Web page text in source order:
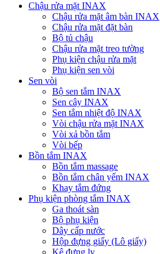
Chậu rửa mặt INAX
Chậu rửa mặt âm bàn INAX
Chậu rửa mặt đặt bàn
Bộ tủ chậu
Chậu rửa mặt treo tường
Phụ kiện chậu rửa mặt
Phụ kiện sen vòi
Sen vòi
Bộ sen tắm INAX
Sen cây INAX
Sen tắm nhiệt độ INAX
Vòi chậu rửa mặt INAX
Vòi xả bồn tắm
Vòi bếp
Bồn tắm INAX
Bồn tắm massage
Bồn tắm chân yếm INAX
Khay tắm đứng
Phụ kiện phòng tắm INAX
Ga thoát sàn
Bộ phụ kiện
Dây cấp nước
Hộp đựng giấy (Lô giấy)